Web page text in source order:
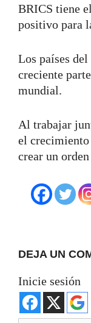
BRICS tiene
positivo para
Los países
creciente
mundial.
Al trabajar
el
crear un
DEJA UN
Inicie sesión